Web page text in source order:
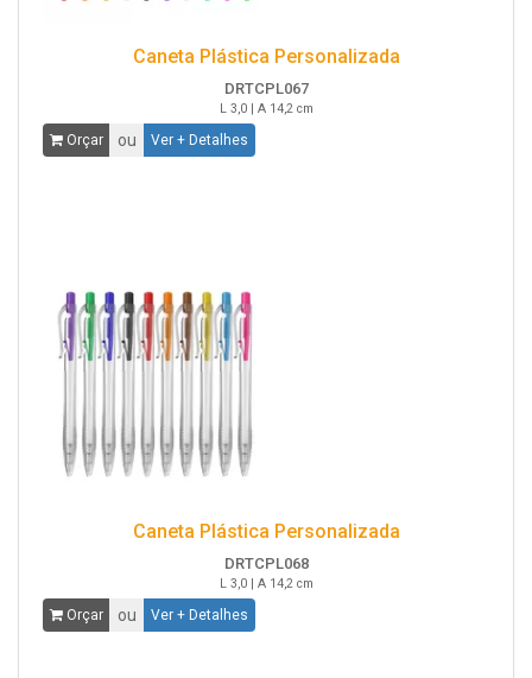
Caneta Plástica Personalizada
DRTCPL067
L 3,0 | A 14,2 cm
Orçar ou Ver + Detalhes
Caneta Plástica Personalizada
DRTCPL068
L 3,0 | A 14,2 cm
Orçar ou Ver + Detalhes